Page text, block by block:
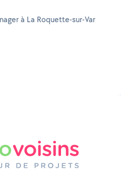
à La Roquette-sur-Var